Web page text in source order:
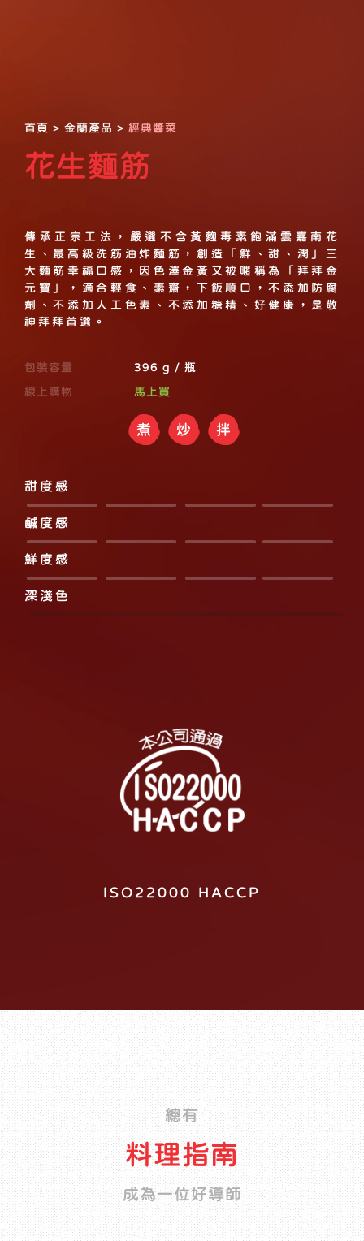
首頁 > 金蘭產品 > 經典醬菜
花生麵筋
傳承正宗工法，嚴選不含黃麴毒素飽滿雲嘉南花
生、最高級洗筋油炸麵筋，創造「鮮、甜、潤」三
大麵筋幸福口感，因色澤金黃又被暱稱為「拜拜金
元寶」，適合輕食、素齋，下飯順口，不添加防腐
劑、不添加人工色素、不添加糖精、好健康，是敬
神拜拜首選。
包裝容量 396 g / 瓶
線上購物 馬上買
煮 炒 拌
甜度感
鹹度感
鮮度感
深淺色
ISO22000 HACCP
總有
料理指南
成為一位好導師